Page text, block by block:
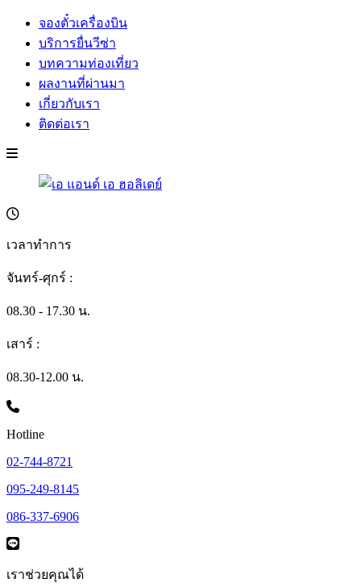
จองตั๋วเครื่องบิน
บริการยื่นวีซ่า
บทความท่องเที่ยว
ผลงานที่ผ่านมา
เกี่ยวกับเรา
ติดต่อเรา
เวลาทำการ
จันทร์-ศุกร์ :
08.30 - 17.30 น.
เสาร์ :
08.30-12.00 น.
Hotline
02-744-8721
095-249-8145
086-337-6906
เราช่วยคุณได้